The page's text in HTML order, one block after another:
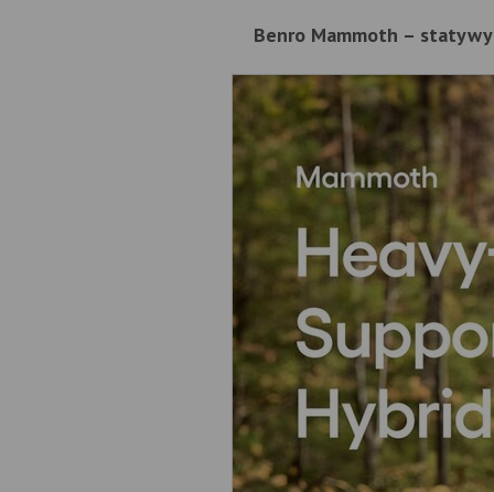
Benro Mammoth –